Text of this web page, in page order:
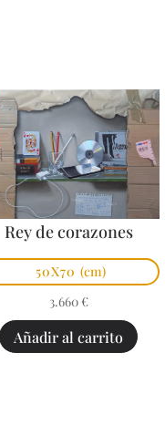
Rey de corazones
50X70 (cm)
3.660 €
Añadir al carrito